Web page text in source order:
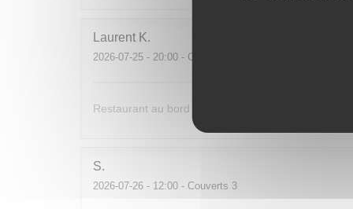
Laurent K
2026-07-25 - 20:00 - Couverts 2
Restaurant au bord de l’eau. Très bon accueil.
S
2026-07-26 - 12:00 - Couverts 3